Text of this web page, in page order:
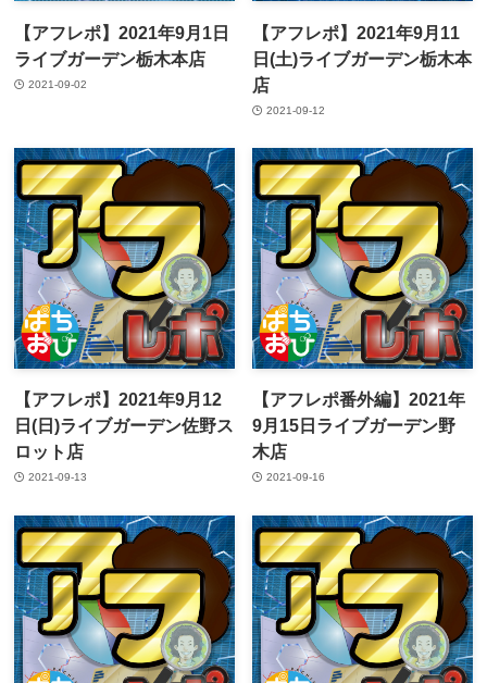
【アフレポ】2021年9月1日
ライブガーデン栃木本店
2021-09-02
【アフレポ】2021年9月11
日(土)ライブガーデン栃木本
店
2021-09-12
【アフレポ】2021年9月12
日(日)ライブガーデン佐野ス
ロット店
2021-09-13
【アフレポ番外編】2021年
9月15日ライブガーデン野
木店
2021-09-16